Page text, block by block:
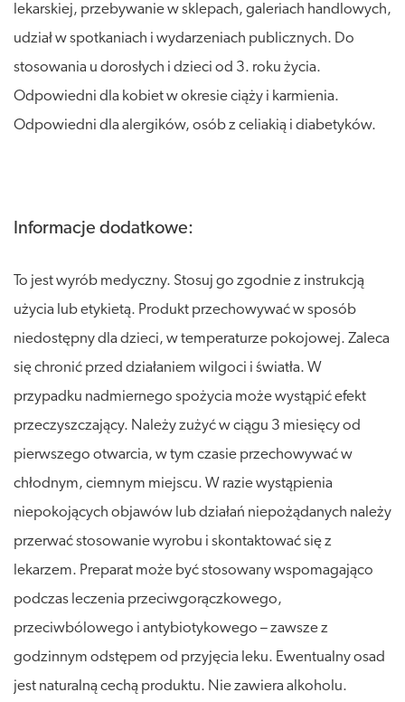
lekarskiej, przebywanie w sklepach, galeriach handlowych,
udział w spotkaniach i wydarzeniach publicznych. Do
stosowania u dorosłych i dzieci od 3. roku życia.
Odpowiedni dla kobiet w okresie ciąży i karmienia.
Odpowiedni dla alergików, osób z celiakią i diabetyków.
Informacje dodatkowe:
To jest wyrób medyczny. Stosuj go zgodnie z instrukcją
użycia lub etykietą. Produkt przechowywać w sposób
niedostępny dla dzieci, w temperaturze pokojowej. Zaleca
się chronić przed działaniem wilgoci i światła. W
przypadku nadmiernego spożycia może wystąpić efekt
przeczyszczający. Należy zużyć w ciągu 3 miesięcy od
pierwszego otwarcia, w tym czasie przechowywać w
chłodnym, ciemnym miejscu. W razie wystąpienia
niepokojących objawów lub działań niepożądanych należy
przerwać stosowanie wyrobu i skontaktować się z
lekarzem. Preparat może być stosowany wspomagająco
podczas leczenia przeciwgorączkowego,
przeciwbólowego i antybiotykowego – zawsze z
godzinnym odstępem od przyjęcia leku. Ewentualny osad
jest naturalną cechą produktu. Nie zawiera alkoholu.